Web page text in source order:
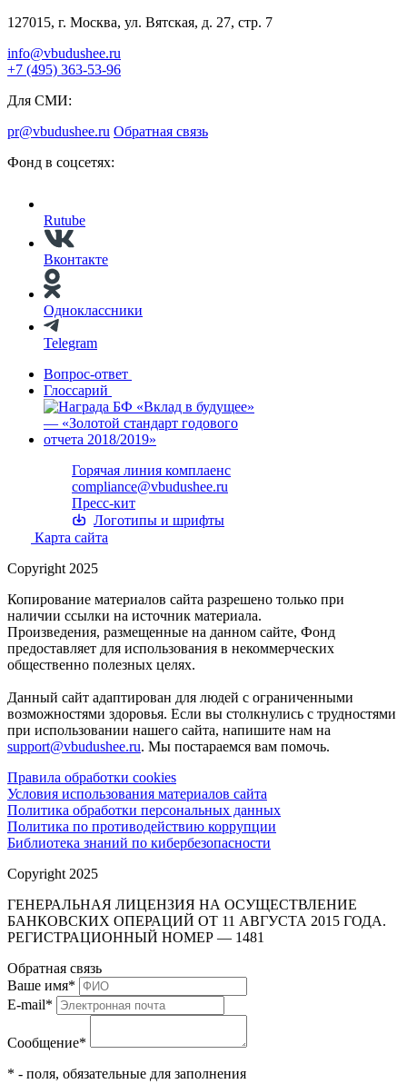
127015, г. Москва, ул. Вятская, д. 27, стр. 7
info@vbudushee.ru
+7 (495) 363-53-96
Для СМИ:
pr@vbudushee.ru Обратная связь
Фонд в соцсетях:
Rutube
Вконтакте
Одноклассники
Telegram
Вопрос-ответ
Глоссарий
Горячая линия комплаенс
compliance@vbudushee.ru
Пресс-кит
Логотипы и шрифты
Карта сайта
Copyright 2025
Копирование материалов сайта разрешено только при
наличии ссылки на источник материала.
Произведения, размещенные на данном сайте, Фонд
предоставляет для использования в некоммерческих
общественно полезных целях.
Данный сайт адаптирован для людей с ограниченными
возможностями здоровья. Если вы столкнулись с трудностями
при использовании нашего сайта, напишите нам на
support@vbudushee.ru. Мы постараемся вам помочь.
Правила обработки cookies
Условия использования материалов сайта
Политика обработки персональных данных
Политика по противодействию коррупции
Библиотека знаний по кибербезопасности
Copyright 2025
ГЕНЕРАЛЬНАЯ ЛИЦЕНЗИЯ НА ОСУЩЕСТВЛЕНИЕ
БАНКОВСКИХ ОПЕРАЦИЙ ОТ 11 АВГУСТА 2015 ГОДА.
РЕГИСТРАЦИОННЫЙ НОМЕР — 1481
Обратная связь
Ваше имя*
E-mail*
Сообщение*
* - поля, обязательные для заполнения